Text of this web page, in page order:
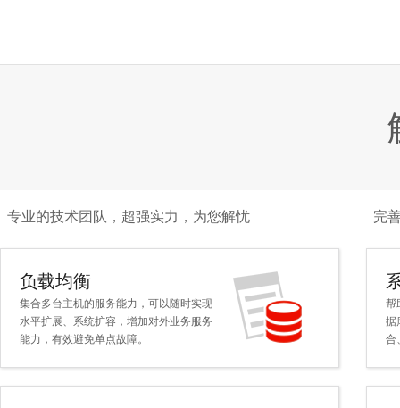
专业的技术团队，超强实力，为您解忧
负载均衡
集合多台主机的服务能力，可以随时实现
水平扩展、系统扩容，增加对外业务服务
能力，有效避免单点故障。
完
帮
据
合